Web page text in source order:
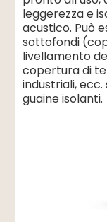
leggerezza e
acustico. Può
sottofondi
livellamento
copertura di
industriali,
guaine isolanti.